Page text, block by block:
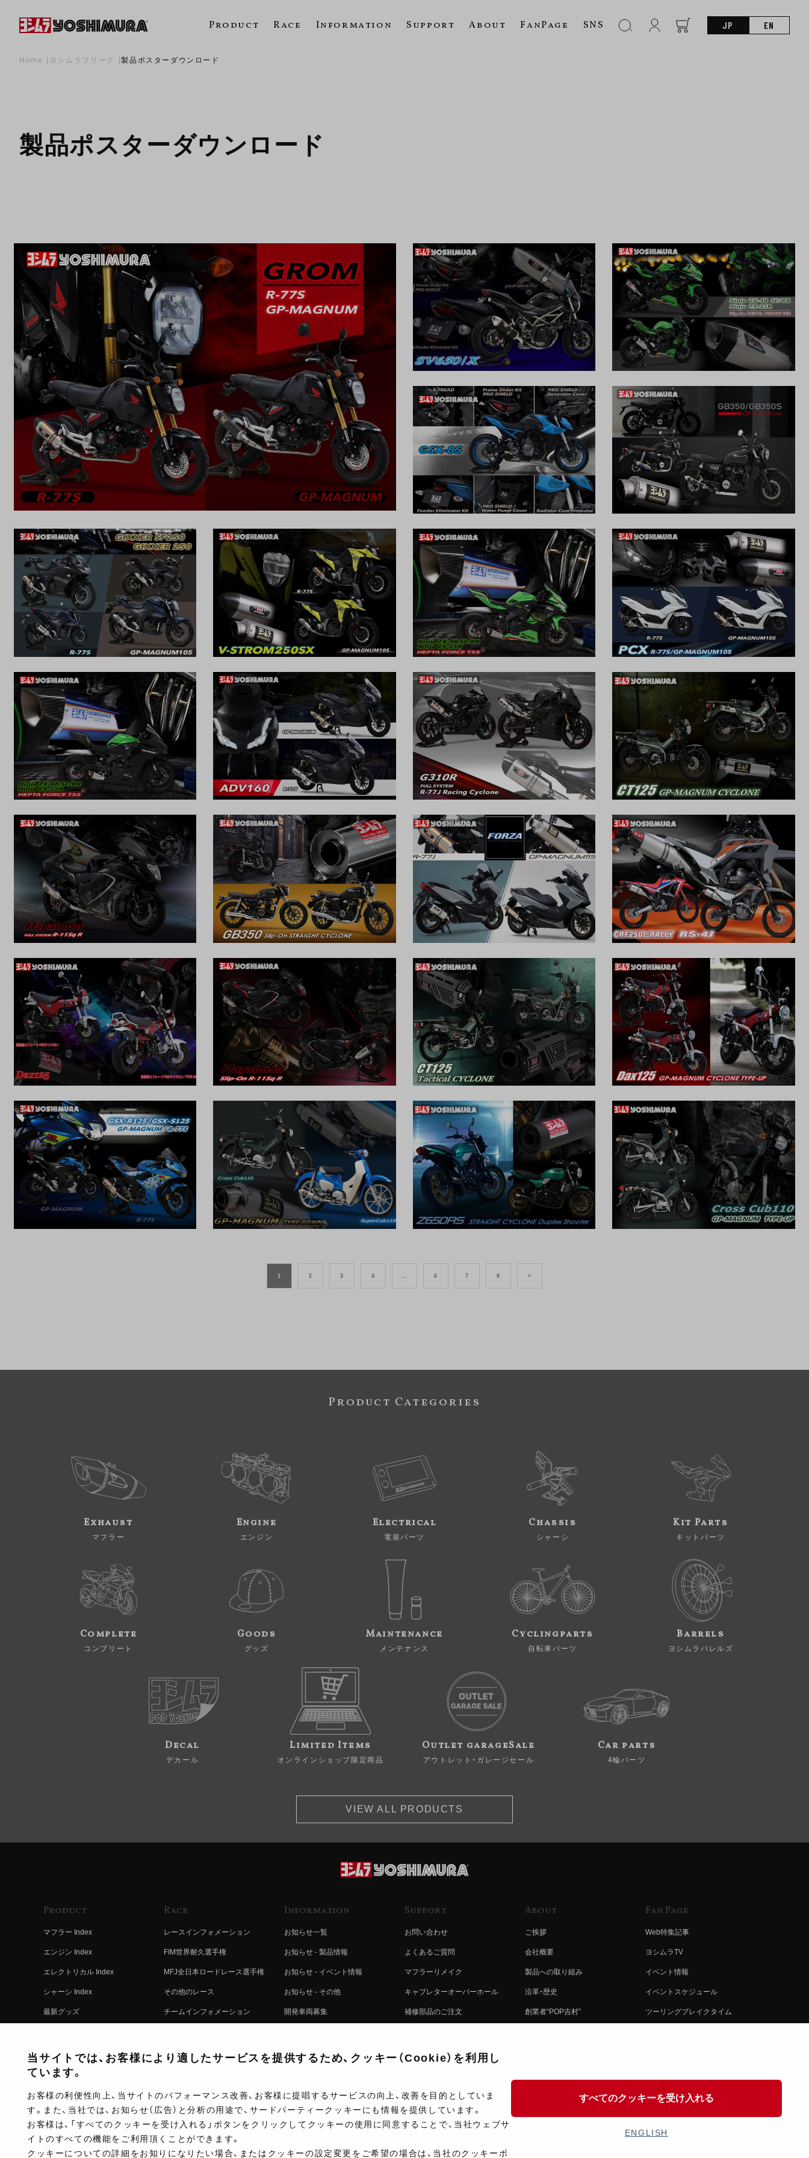
Product Race Information Support About FanPage SNS JP EN
Home ヨシムラフリーク 製品ポスターダウンロード
製品ポスターダウンロード
1 2 3 4 … 6 7 8 >
Product Categories
Exhaust
マフラー
Engine
エンジン
Electrical
電装パーツ
Chassis
シャーシ
Kit Parts
キットパーツ
Complete
コンプリート
Goods
グッズ
Maintenance
メンテナンス
Cyclingparts
自転車パーツ
Barrels
ヨシムラバレルズ
Decal
デカール
Limited Items
オンラインショップ限定商品
Outlet garageSale
アウトレット・ガレージセール
Car parts
4輪パーツ
VIEW ALL PRODUCTS
Product
マフラー Index
エンジン Index
エレクトリカル Index
シャーシ Index
最新グッズ
コンプリート
Race
レースインフォメーション
FIM世界耐久選手権
MFJ全日本ロードレース選手権
その他のレース
チームインフォメーション
レースムービー
Information
お知らせ一覧
お知らせ - 製品情報
お知らせ - イベント情報
お知らせ - その他
開発車両募集
注文方法
Support
お問い合わせ
よくあるご質問
マフラーリメイク
キャブレターオーバーホール
補修部品のご注文
製品に関する重要なお知らせ
ポイントについて
ショップ情報
製品マニュアル検索
About
ご挨拶
会社概要
製品への取り組み
沿革・歴史
創業者“POP吉村”
Fan Page
Web特集記事
ヨシムラTV
イベント情報
イベントスケジュール
ツーリングブレイクタイム
当サイトでは、お客様により適したサービスを提供するため、クッキー（Cookie）を利用し
ています。
お客様の利便性向上、当サイトのパフォーマンス改善、お客様に提唱するサービスの向上、改善を目的としていま
す。また、当社では、お知らせ（広告）と分析の用途で、サードパーティークッキーにも情報を提供しています。
お客様は、「すべてのクッキーを受け入れる」ボタンをクリックしてクッキーの使用に同意することで、当社ウェブサ
イトのすべての機能をご利用頂くことができます。
クッキーについての詳細をお知りになりたい場合、またはクッキーの設定変更をご希望の場合は、当社のクッキーポ
すべてのクッキーを受け入れる
ENGLISH